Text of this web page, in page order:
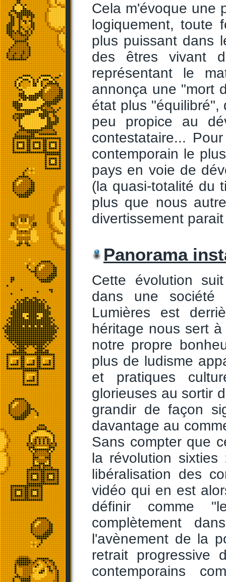
Cela m'évoque une
logiquement, toute
plus puissant dans
des êtres vivant
représentant le
annonça une "mort
état plus "équilibré",
peu propice au
contestataire...
contemporain le
pays en voie de
(la quasi-totalité du
plus que nous
divertissement
Panorama
Cette évolution
dans une société
Lumières est
héritage nous sert
notre propre
plus de ludisme
et pratiques
glorieuses au sortir
grandir de façon
davantage au
Sans compter que
la révolution
libéralisation des
vidéo qui en est
définir comme
complètement
l'avènement de la
retrait progressive
contemporains